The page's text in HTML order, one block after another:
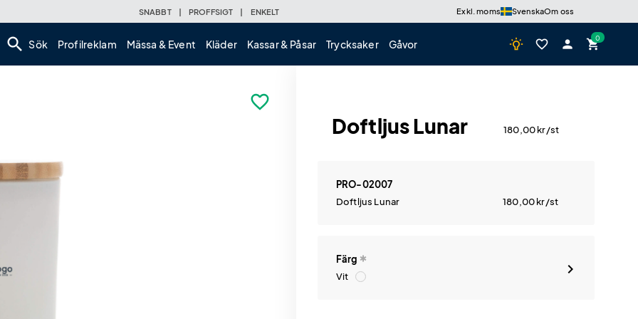
SNABBT | PROFFSIGT | ENKELT Exkl. moms SvenskaOm oss
search Sök Profilreklam Mässa & Event Kläder Kassar & Påsar Trycksaker Gåvor wb_incandescent favorite_border person shopping_cart
favorite_border
Doftljus Lunar 180,00kr/st
PRO-02007
Doftljus Lunar
180,00kr/st
Färg
Vit